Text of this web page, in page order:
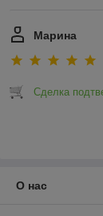
Марина
Сделка
О нас